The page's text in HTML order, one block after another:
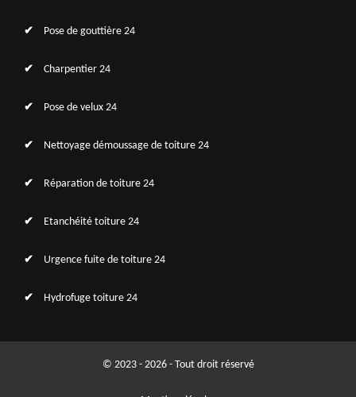
Pose de gouttière 24
Charpentier 24
Pose de velux 24
Nettoyage démoussage de toiture 24
Réparation de toiture 24
Etanchéité toiture 24
Urgence fuite de toiture 24
Hydrofuge toiture 24
© 2023 - 2026 - Tout droit réservé